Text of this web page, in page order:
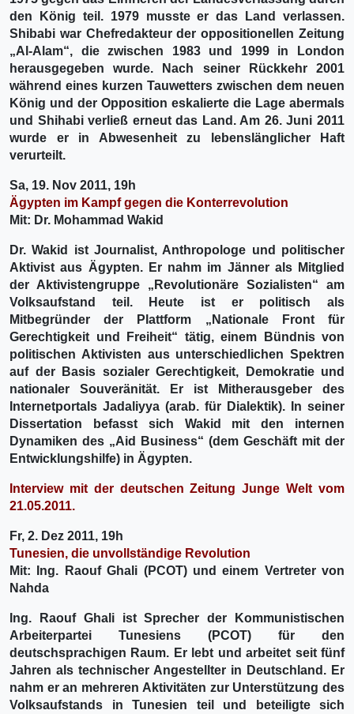
den König teil. 1979 musste er das Land verlassen.
Shibabi war Chefredakteur der oppositionellen Zeitung
„Al-Alam“, die zwischen 1983 und 1999 in London
herausgegeben wurde. Nach seiner Rückkehr 2001
während eines kurzen Tauwetters zwischen dem neuen
König und der Opposition eskalierte die Lage abermals
und Shihabi verließ erneut das Land. Am 26. Juni 2011
wurde er in Abwesenheit zu lebenslänglicher Haft
verurteilt.
Sa, 19. Nov 2011, 19h
Ägypten im Kampf gegen die Konterrevolution
Mit: Dr. Mohammad Wakid
Dr. Wakid ist Journalist, Anthropologe und politischer
Aktivist aus Ägypten. Er nahm im Jänner als Mitglied
der Aktivistengruppe „Revolutionäre Sozialisten“ am
Volksaufstand teil. Heute ist er politisch als
Mitbegründer der Plattform „Nationale Front für
Gerechtigkeit und Freiheit“ tätig, einem Bündnis von
politischen Aktivisten aus unterschiedlichen Spektren
auf der Basis sozialer Gerechtigkeit, Demokratie und
nationaler Souveränität. Er ist Mitherausgeber des
Internetportals Jadaliyya (arab. für Dialektik). In seiner
Dissertation befasst sich Wakid mit den internen
Dynamiken des „Aid Business“ (dem Geschäft mit der
Entwicklungshilfe) in Ägypten.
Interview mit der deutschen Zeitung Junge Welt vom
21.05.2011.
Fr, 2. Dez 2011, 19h
Tunesien, die unvollständige Revolution
Mit: Ing. Raouf Ghali (PCOT) und einem Vertreter von
Nahda
Ing. Raouf Ghaliist Sprecher der Kommunistischen
Arbeiterpartei Tunesiens (PCOT) für den
deutschsprachigen Raum. Er lebt und arbeitet seit fünf
Jahren als technischer Angestellter in Deutschland. Er
nahm er an mehreren Aktivitäten zur Unterstützung des
Volksaufstands in Tunesien teil und beteiligte sich